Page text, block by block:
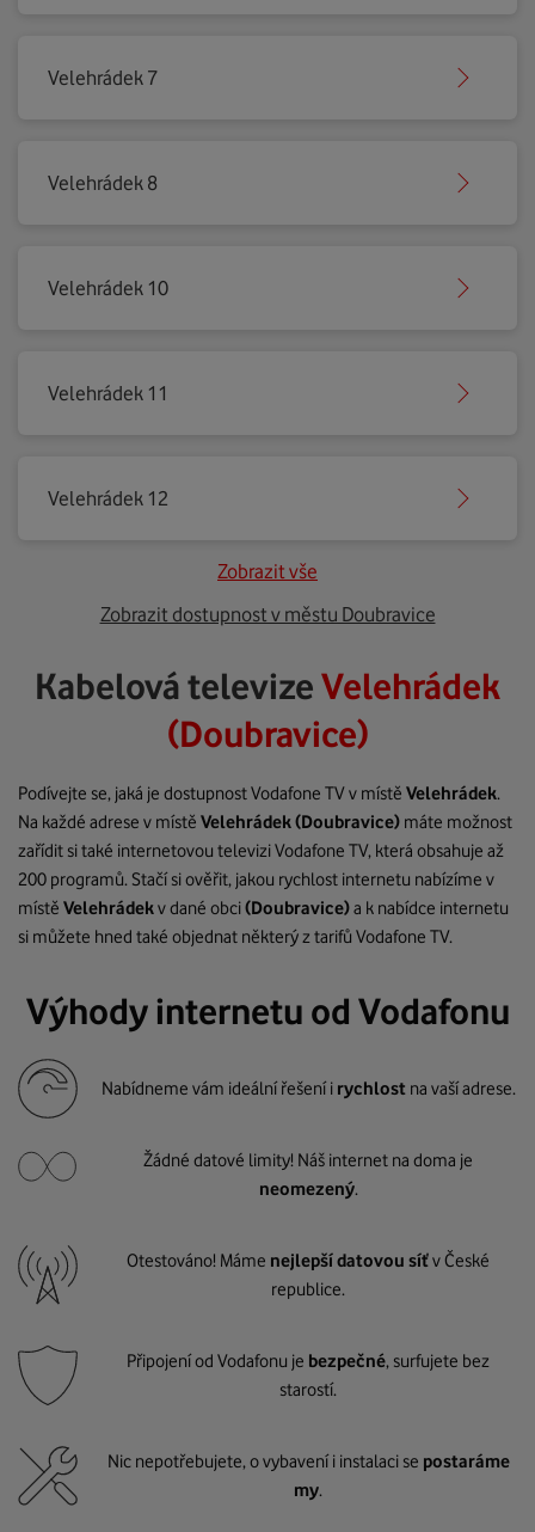
Velehrádek 7
Velehrádek 8
Velehrádek 10
Velehrádek 11
Velehrádek 12
Zobrazit vše
Zobrazit dostupnost v městu Doubravice
Kabelová televizeVelehrádek
(Doubravice)
Podívejte se, jaká je dostupnost Vodafone TV v místě Velehrádek.
Na každé adrese v místě Velehrádek(Doubravice) máte možnost
zařídit si také internetovou televizi Vodafone TV, která obsahuje až
200 programů. Stačí si ověřit, jakou rychlost internetu nabízíme v
místě Velehrádekv dané obci(Doubravice)a k nabídce internetu
si můžete hned také objednat některý z tarifů Vodafone TV.
Výhody internetu od Vodafonu
Nabídneme vám ideální řešení i rychlost na vaší adrese.
Žádné datové limity! Náš internet na doma je
neomezený.
Otestováno! Máme nejlepší datovou síťv České
republice.
Připojení od Vodafonu je bezpečné, surfujete bez
starostí.
Nic nepotřebujete, o vybavení i instalaci se postaráme
my.